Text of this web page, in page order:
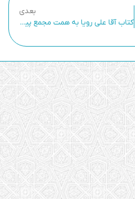
بعدی
کتاب آقا علی رویا به همت مجمع پیشکسوتان تخریبچی اصفهان به نویسندگی حامد علی بیگی